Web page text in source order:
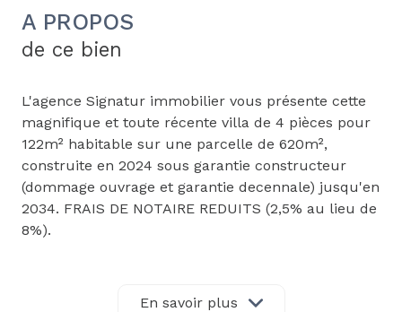
A PROPOS
de ce bien
L'agence Signatur immobilier vous présente cette
magnifique et toute récente villa de 4 pièces pour
122m² habitable sur une parcelle de 620m²,
construite en 2024 sous garantie constructeur
(dommage ouvrage et garantie decennale) jusqu'en
2034. FRAIS DE NOTAIRE REDUITS (2,5% au lieu de
8%).
Montpellier et Béziers, cette villa allie élégance,
En savoir plus